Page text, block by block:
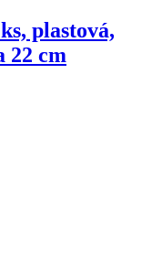
plastová,
22 cm